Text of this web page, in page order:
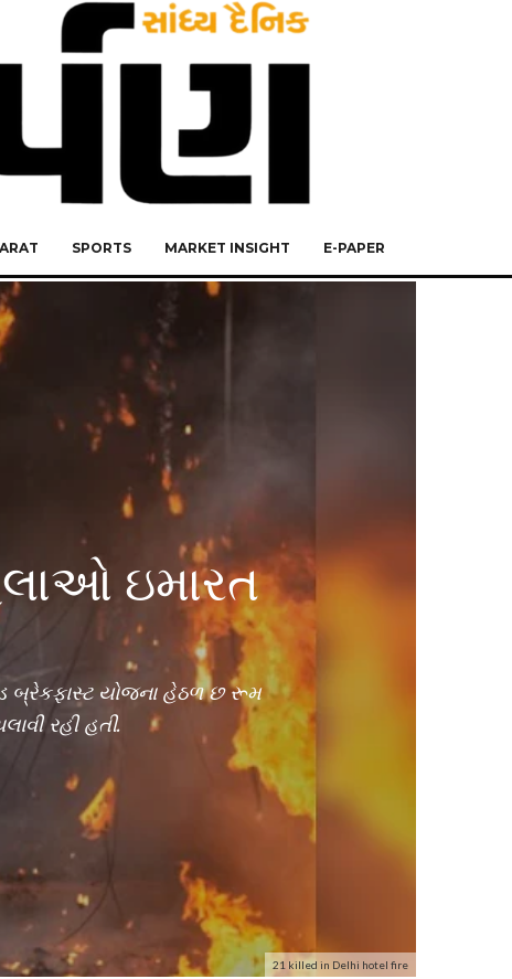
SPORTS MARKET INSIGHT E-PAPER
21 killed in Delhi hotel fire
ઇમારત
બ્રેકફાસ્ટ યોજના હેઠળ છ રૂમ
રહી હતી.